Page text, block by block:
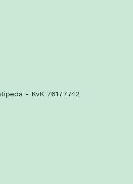
- KvK 76177742